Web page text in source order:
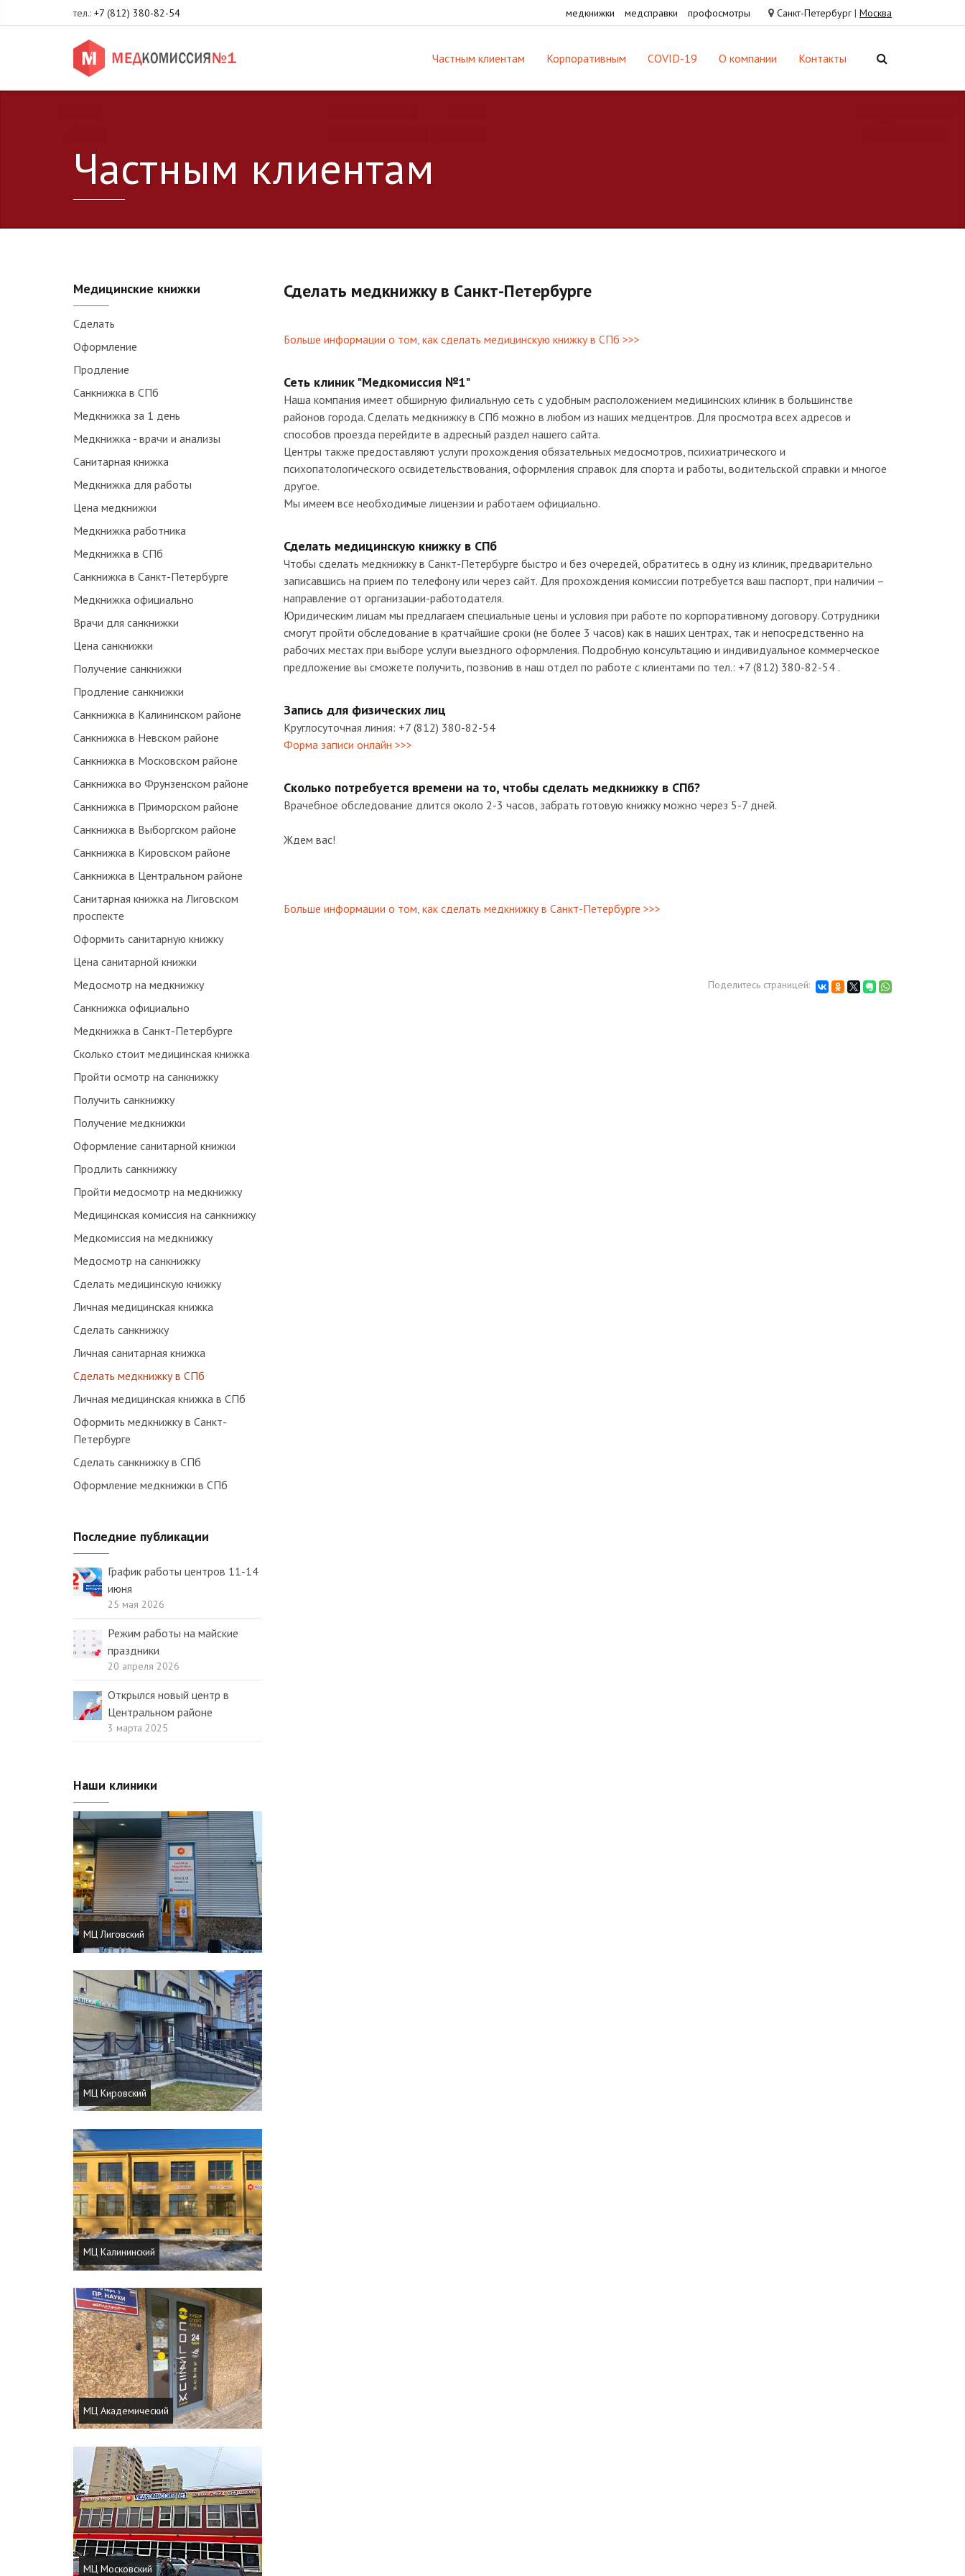
тел.: +7 (812) 380-82-54 Санкт-Петербург | Москва
медкнижки медсправки профосмотры
Частным клиентам Корпоративным COVID-19 О компании Контакты
Частным клиентам
Сделать медкнижку в Санкт-Петербурге
Больше информации о том, как сделать медицинскую книжку в СПб >>>
Сеть клиник "Медкомиссия №1"
Наша компания имеет обширную филиальную сеть с удобным расположением медицинских клиник в большинстве
районов города. Сделать медкнижку в СПб можно в любом из наших медцентров. Для просмотра всех адресов и
способов проезда перейдите в адресный раздел нашего сайта.
Центры также предоставляют услуги прохождения обязательных медосмотров, психиатрического и
психопатологического освидетельствования, оформления справок для спорта и работы, водительской справки и многое
другое.
Мы имеем все необходимые лицензии и работаем официально.
Сделать медицинскую книжку в СПб
Чтобы сделать медкнижку в Санкт-Петербурге быстро и без очередей, обратитесь в одну из клиник, предварительно
записавшись на прием по телефону или через сайт. Для прохождения комиссии потребуется ваш паспорт, при наличии –
направление от организации-работодателя.
Юридическим лицам мы предлагаем специальные цены и условия при работе по корпоративному договору. Сотрудники
смогут пройти обследование в кратчайшие сроки (не более 3 часов) как в наших центрах, так и непосредственно на
рабочих местах при выборе услуги выездного оформления. Подробную консультацию и индивидуальное коммерческое
предложение вы сможете получить, позвонив в наш отдел по работе с клиентами по тел.: +7 (812) 380-82-54 .
Запись для физических лиц
Круглосуточная линия: +7 (812) 380-82-54
Форма записи онлайн >>>
Сколько потребуется времени на то, чтобы сделать медкнижку в СПб?
Врачебное обследование длится около 2-3 часов, забрать готовую книжку можно через 5-7 дней.
Ждем вас!
Больше информации о том, как сделать медкнижку в Санкт-Петербурге >>>
Поделитесь страницей:
Медицинские книжки
Сделать
Оформление
Продление
Санкнижка в СПб
Медкнижка за 1 день
Медкнижка - врачи и анализы
Санитарная книжка
Медкнижка для работы
Цена медкнижки
Медкнижка работника
Медкнижка в СПб
Санкнижка в Санкт-Петербурге
Медкнижка официально
Врачи для санкнижки
Цена санкнижки
Получение санкнижки
Продление санкнижки
Санкнижка в Калининском районе
Санкнижка в Невском районе
Санкнижка в Московском районе
Санкнижка во Фрунзенском районе
Санкнижка в Приморском районе
Санкнижка в Выборгском районе
Санкнижка в Кировском районе
Санкнижка в Центральном районе
Санитарная книжка на Лиговском
проспекте
Оформить санитарную книжку
Цена санитарной книжки
Медосмотр на медкнижку
Санкнижка официально
Медкнижка в Санкт-Петербурге
Сколько стоит медицинская книжка
Пройти осмотр на санкнижку
Получить санкнижку
Получение медкнижки
Оформление санитарной книжки
Продлить санкнижку
Пройти медосмотр на медкнижку
Медицинская комиссия на санкнижку
Медкомиссия на медкнижку
Медосмотр на санкнижку
Сделать медицинскую книжку
Личная медицинская книжка
Сделать санкнижку
Личная санитарная книжка
Сделать медкнижку в СПб
Личная медицинская книжка в СПб
Оформить медкнижку в Санкт-
Петербурге
Сделать санкнижку в СПб
Оформление медкнижки в СПб
Последние публикации
График работы центров 11-14
июня
25 мая 2026
Режим работы на майские
праздники
20 апреля 2026
Открылся новый центр в
Центральном районе
3 марта 2025
Наши клиники
МЦ Лиговский
МЦ Кировский
МЦ Калининский
МЦ Академический
МЦ Московский